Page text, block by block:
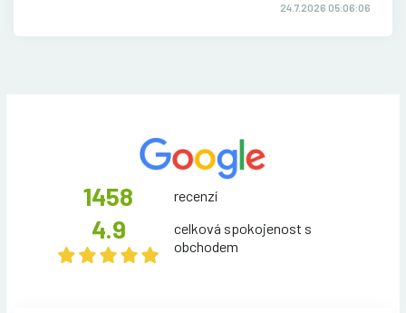
24.7.2026 05:06:06
1458 recenzí
4.9
celková spokojenost s
obchodem